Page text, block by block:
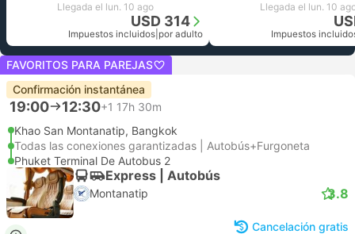
Llegada el lun. 10 ago
USD 314
Impuestos incluidos por adulto
Llegada el lun. 10
Impuestos
FAVORITOS PARA PAREJAS
Confirmación instantánea
19:00 12:30+1 17h 30m
Khao San Montanatip, Bangkok
Todas las conexiones garantizadas | Autobús+Furgoneta
Phuket Terminal De Autobus 2
Express | Autobús
Montanatip 3.8
Cancelación gratis